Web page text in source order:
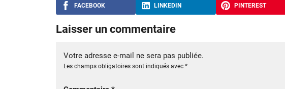
FACEBOOK LINKEDIN PINTEREST
Laisser un commentaire
Votre adresse e-mail ne sera pas publiée.
Les champs obligatoires sont indiqués avec *